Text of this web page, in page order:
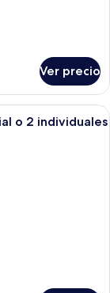
Ver precio
hotel con dos camas,
o 2 individuales